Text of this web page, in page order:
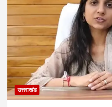
उत्तराखंड